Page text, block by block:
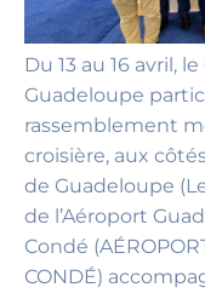
Du 13 au 16 avril,
Guadeloupe
rassemblement
croisière, aux
de Guadeloupe
de l’Aéroport
Condé
CONDÉ)